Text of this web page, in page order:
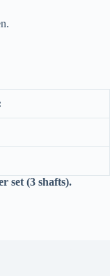
set (3 shafts).